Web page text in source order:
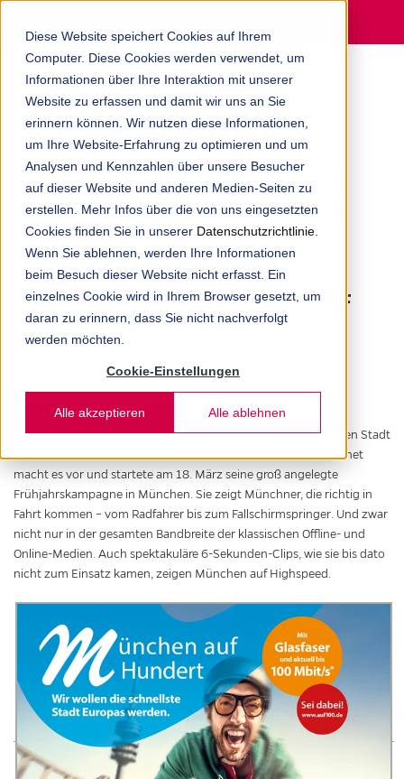
Diese Website speichert Cookies auf Ihrem
Computer. Diese Cookies werden verwendet, um
Informationen über Ihre Interaktion mit unserer
Website zu erfassen und damit wir uns an Sie
erinnern können. Wir nutzen diese Informationen,
um Ihre Website-Erfahrung zu optimieren und um
Analysen und Kennzahlen über unsere Besucher
auf dieser Website und anderen Medien-Seiten zu
erstellen. Mehr Infos über die von uns eingesetzten
Cookies finden Sie in unserer Datenschutzrichtlinie
Wenn Sie ablehnen, werden Ihre Informationen
beim Besuch dieser Website nicht erfasst. Ein
einzelnes Cookie wird in Ihrem Browser gesetzt, um
daran zu erinnern, dass Sie nicht nachverfolgt
werden möchten.
Cookie-Einstellungen
Alle akzeptieren Alle ablehnen
ERFAHREN SIE AUF DEM BLOG ALLES
RUND UM DIE DIGITALAGENTUR AUS
STRAIGHT BRINGT MÜNCHEN AUF
HIGHSPEED.
STRAIGHT
Die M-net-Frühjahrskampagne macht München zur schnellsten Stadt
Europas! Wie bringt man eine ganze Stadt auf Highspeed? M-net
macht es vor und startete am 18. März seine groß angelegte
Frühjahrskampagne in München. Sie zeigt Münchner, die richtig in
Fahrt kommen – vom Radfahrer bis zum Fallschirmspringer. Und zwar
nicht nur in der gesamten Bandbreite der klassischen Offline- und
Online-Medien. Auch spektakuläre 6-Sekunden-Clips, wie sie bis dato
nicht zum Einsatz kamen, zeigen München auf Highspeed.